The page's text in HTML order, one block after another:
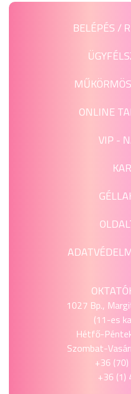
BELÉPÉS /
ONLINE
VIP -
1027 Bp.,
(11-es
Hétfő-
Szombat-
+36
+36 (1)